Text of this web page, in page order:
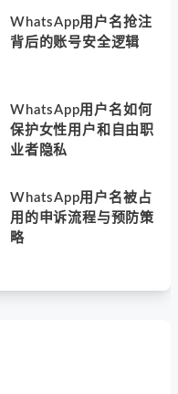
WhatsApp用户名抢注
背后的账号安全逻辑
WhatsApp用户名如何
保护女性用户和自由职
业者隐私
WhatsApp用户名被占
用的申诉流程与预防策
略